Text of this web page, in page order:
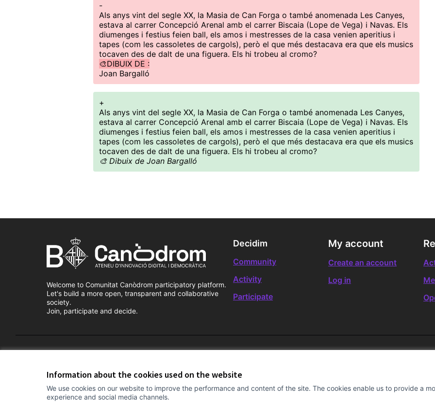
Information about the cookies used on the website
We use cookies on our website to improve the performance and content of the site. The cookies enable us to provide a
experience and social media channels.
-
Als anys vint del segle XX, la Masia de Can Forga o també anomenada Les Canyes,
estava al carrer Concepció Arenal amb el carrer Biscaia (Lope de Vega) i Navas. Els
diumenges i festius feien ball, els amos i mestresses de la casa venien aperitius i
tapes (com les cassoletes de cargols), però el que més destacava era que els musics
tocaven des de dalt de una figuera. Els hi trobeu al cromo?
🎨DIBUIX DE :
Joan Bargalló
+
Als anys vint del segle XX, la Masia de Can Forga o també anomenada Les Canyes,
estava al carrer Concepció Arenal amb el carrer Biscaia (Lope de Vega) i Navas. Els
diumenges i festius feien ball, els amos i mestresses de la casa venien aperitius i
tapes (com les cassoletes de cargols), però el que més destacava era que els musics
tocaven des de dalt de una figuera. Els hi trobeu al cromo?
🎨 Dibuix de Joan Bargalló
Welcome to Comunitat Canòdrom participatory platform.
Let's build a more open, transparent and collaborative
society.
Join, participate and decide.
Decidim
Community
Activity
Participate
My account
Create an account
Log in